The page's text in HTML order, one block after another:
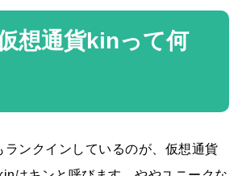
想通貨kinって何
ランクインしているのが、仮想通貨